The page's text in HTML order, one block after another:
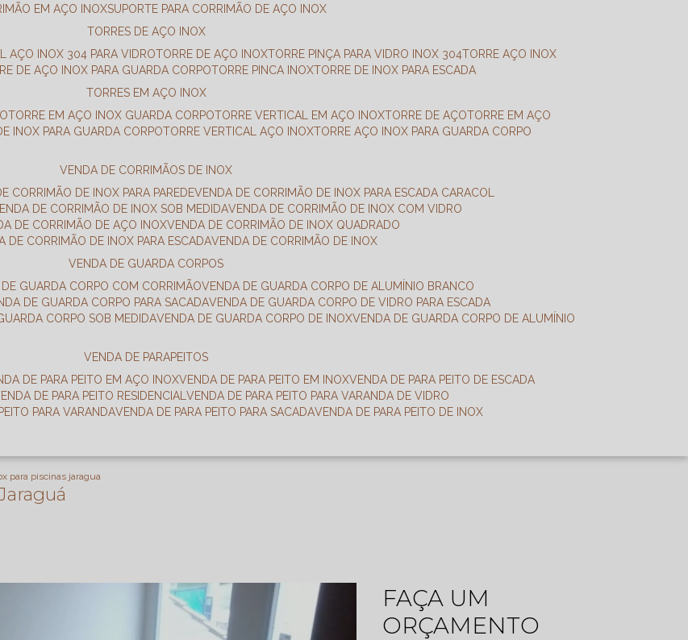
EM AÇO INOX SUPORTE PARA CORRIMÃO DE AÇO INOX
TORRES DE AÇO INOX
AÇO INOX 304 PARA VIDRO TORRE DE AÇO INOX TORRE PINÇA PARA VIDRO INOX 304 TORRE AÇO INOX
DE AÇO INOX PARA GUARDA CORPO TORRE PINCA INOX TORRE DE INOX PARA ESCADA
TORRES EM AÇO INOX
TORRE EM AÇO INOX GUARDA CORPO TORRE VERTICAL EM AÇO INOX TORRE DE AÇO TORRE EM AÇO
INOX PARA GUARDA CORPO TORRE VERTICAL AÇO INOX TORRE AÇO INOX PARA GUARDA CORPO
VENDA DE CORRIMÃOS DE INOX
CORRIMÃO DE INOX PARA PAREDE
VENDA DE CORRIMÃO DE INOX PARA ESCADA CARACOL
VENDA DE CORRIMÃO DE INOX SOB MEDIDA
VENDA DE CORRIMÃO DE INOX COM VIDRO
DE CORRIMÃO DE AÇO INOX
VENDA DE CORRIMÃO DE INOX QUADRADO
DE CORRIMÃO DE INOX PARA ESCADA
VENDA DE CORRIMÃO DE INOX
VENDA DE GUARDA CORPOS
DE GUARDA CORPO COM CORRIMÃO
VENDA DE GUARDA CORPO DE ALUMÍNIO BRANCO
DE GUARDA CORPO PARA SACADA
VENDA DE GUARDA CORPO DE VIDRO PARA ESCADA
CORPO SOB MEDIDA VENDA DE GUARDA CORPO DE INOX
VENDA DE GUARDA CORPO DE ALUMÍNIO
VENDA DE PARAPEITOS
DE PARA PEITO EM AÇO INOX VENDA DE PARA PEITO EM INOX
VENDA DE PARA PEITO DE ESCADA
VENDA DE PARA PEITO RESIDENCIAL
VENDA DE PARA PEITO PARA VARANDA DE VIDRO
PARA VARANDA VENDA DE PARA PEITO PARA SACADA
VENDA DE PARA PEITO DE INOX
para piscinas jaragua
FAÇA UM
ORÇAMENTO